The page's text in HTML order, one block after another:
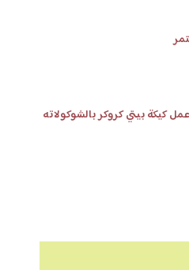
كيكة بيتي كروكر بالشوكولاته